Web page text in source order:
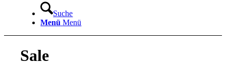
Suche
Menü Menü
Sale